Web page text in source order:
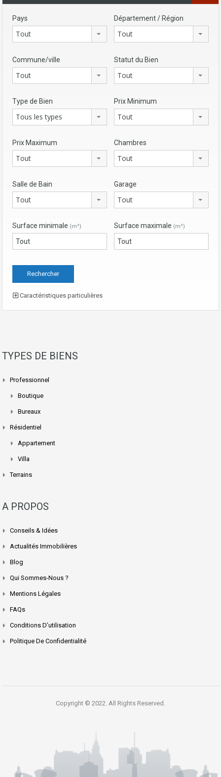
Pays
Tout
Département / Région
Tout
Commune/ville
Tout
Statut du Bien
Tout
Type de Bien
Tous les types
Prix Minimum
Tout
Prix Maximum
Tout
Chambres
Tout
Salle de Bain
Tout
Garage
Tout
Surface minimale (m²) Surface maximale (m²)
Caractéristiques particulières
TYPES DE BIENS
Professionnel
Boutique
Bureaux
Résidentiel
Appartement
Villa
Terrains
A PROPOS
Conseils & Idées
Actualités Immobilières
Blog
Qui Sommes-Nous ?
Mentions Légales
FAQs
Conditions D’utilisation
Politique De Confidentialité
Copyright © 2022. All Rights Reserved.